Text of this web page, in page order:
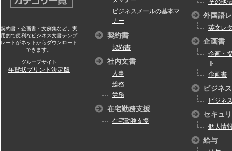
契約書・企画書・文例集など、実
用的で便利なビジネス文書テンプ
レートがネットからダウンロード
できます。
グループサイト
年賀状プリント決定版
ビジネスメールの基本マ
ナー
契約書
契約書
社内文書
人事
総務
労務
在宅勤務支援
在宅勤務支援
その他
外国語
英文レ
企画書
企画・
ト
企画書
ビジネ
ビジネ
セキュ
個人情
給与